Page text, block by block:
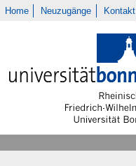
Home Neuzugänge Kontakt